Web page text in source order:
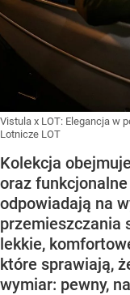
Vistula x LOT: Elegancja w
Lotnicze LOT
Kolekcja
oraz
odpowiadają na
przemieszczania
lekkie,
które sprawiają,
wymiar: pewny,